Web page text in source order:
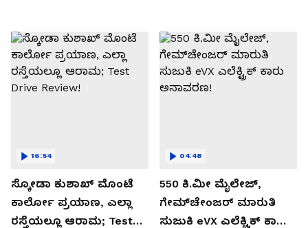
ಸ್ಕೋಡಾ ಕುಶಾಖ್ ಮೊಂಟೆ
ಕಾರ್ಲೋ ಪ್ರಯಾಣ, ಎಲ್ಲಾ
ರಸ್ತೆಯಲ್ಲೂ ಆರಾಮ; Test
16:54
550 ಕಿ.ಮೀ ಮೈಲೇಜ್,
ಗೇಮ್‌ಚೇಂಜರ್ ಮಾರುತಿ
ಸುಜುಕಿ eVX ಎಲೆಕ್ಟ್ರಿಕ್ ಕಾರು
04:48